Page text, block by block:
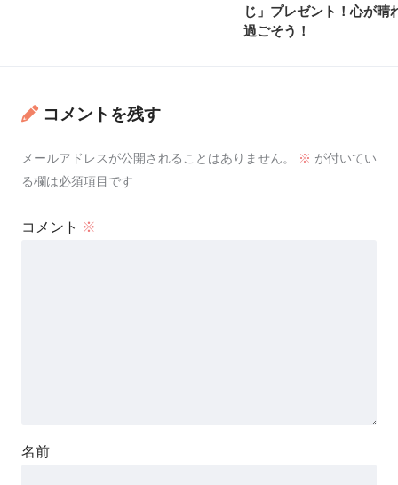
じ」プレゼント！心が晴
過ごそう！
コメントを残す
メールアドレスが公開されることはありません。 ※ が付いてい
る欄は必須項目です
コメント ※
名前